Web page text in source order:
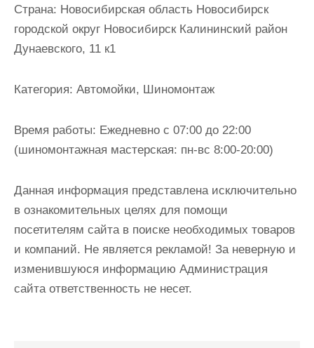
Страна: Новосибирская область Новосибирск
городской округ Новосибирск Калининский район
Дунаевского, 11 к1
Категория: Автомойки, Шиномонтаж
Время работы: Ежедневно с 07:00 до 22:00
(шиномонтажная мастерская: пн-вс 8:00-20:00)
Данная информация представлена исключительно
в ознакомительных целях для помощи
посетителям сайта в поиске необходимых товаров
и компаний. Не является рекламой! За неверную и
изменившуюся информацию Администрация
сайта ответственность не несет.